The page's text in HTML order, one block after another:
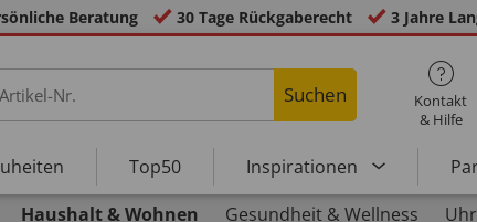
Beratung 30 Tage Rückgaberecht 3 Jahre
Suchen
Kontakt
& Hilfe
Top50 Inspirationen
Haushalt & Wohnen Gesundheit & Wellness